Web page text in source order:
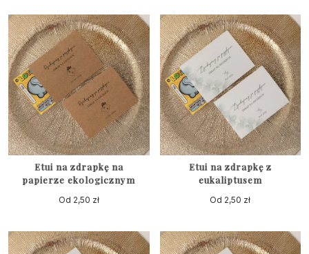
Etui na zdrapkę na
papierze ekologicznym
Od 2,50 zł
Etui na zdrapkę z
eukaliptusem
Od 2,50 zł